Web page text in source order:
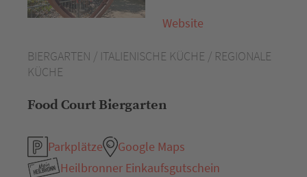
BIERGARTEN / ITALIENISCHE KÜCHE / REGIONALE
KÜCHE
Food Court Biergarten
Parkplätze
Google Maps
Heilbronner Einkaufsgutschein
Website